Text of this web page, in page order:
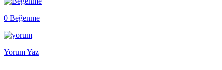
0 Beğenme
Yorum Yaz